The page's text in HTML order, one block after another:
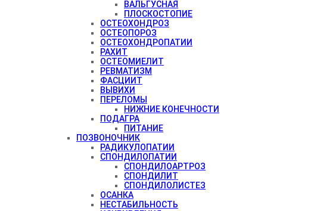
ВАЛЬГУСНАЯ
ПЛОСКОСТОПИЕ
ОСТЕОХОНДРОЗ
ОСТЕОПОРОЗ
ОСТЕОХОНДРОПАТИИ
РАХИТ
ОСТЕОМИЕЛИТ
РЕВМАТИЗМ
ФАСЦИИТ
ВЫВИХИ
ПЕРЕЛОМЫ
НИЖНИЕ КОНЕЧНОСТИ
ПОДАГРА
ПИТАНИЕ
ПОЗВОНОЧНИК
РАДИКУЛОПАТИИ
СПОНДИЛОПАТИИ
СПОНДИЛОАРТРОЗ
СПОНДИЛИТ
СПОНДИЛОЛИСТЕЗ
ОСАНКА
НЕСТАБИЛЬНОСТЬ